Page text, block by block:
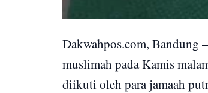
Dakwahpos.com, Bandung
muslimah pada Kamis
diikuti oleh para jamaah